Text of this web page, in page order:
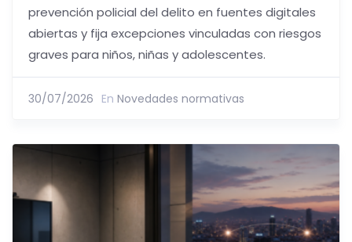
prevención policial del delito en fuentes digitales
abiertas y fija excepciones vinculadas con riesgos
graves para niños, niñas y adolescentes.
30/07/2026 En Novedades normativas